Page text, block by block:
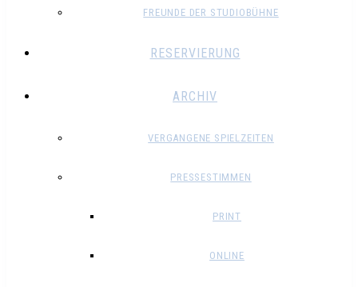
FREUNDE DER STUDIOBÜHNE
RESERVIERUNG
ARCHIV
VERGANGENE SPIELZEITEN
PRESSESTIMMEN
PRINT
ONLINE